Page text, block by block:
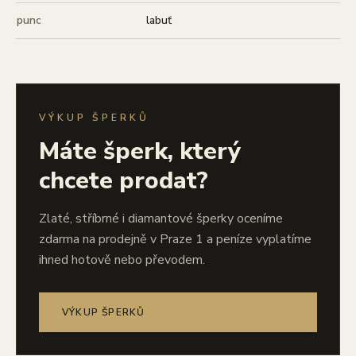
punc labuť
VÝKUP ŠPERKŮ
Máte šperk, který
chcete prodat?
Zlaté, stříbrné i diamantové šperky oceníme
zdarma na prodejně v Praze 1 a peníze vyplatíme
ihned hotově nebo převodem.
VÝKUP ŠPERKŮ